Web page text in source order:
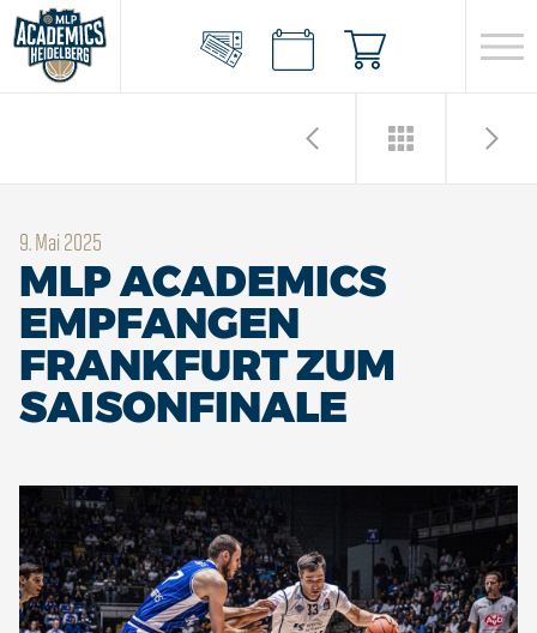
9. Mai 2025
MLP ACADEMICS
EMPFANGEN
FRANKFURT ZUM
SAISONFINALE